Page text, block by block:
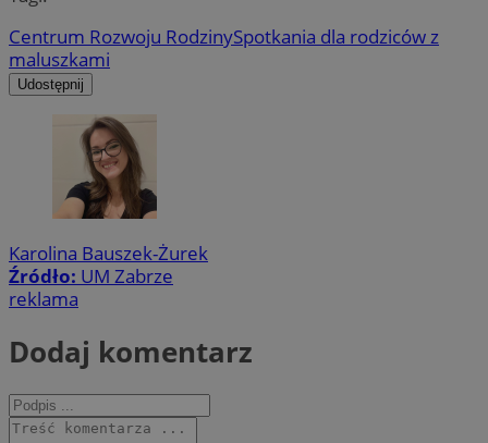
Centrum Rozwoju RodzinySpotkania dla rodziców z
maluszkami
Udostępnij
Karolina Bauszek-Żurek
Źródło: UM Zabrze
reklama
Dodaj komentarz